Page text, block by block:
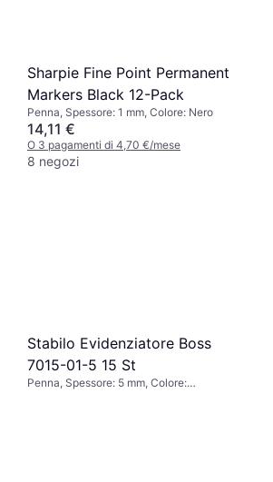
Sharpie Fine Point Permanent
Markers Black 12-Pack
Penna, Spessore: 1 mm, Colore: Nero
14,11 €
O 3 pagamenti di 4,70 €/mese
8 negozi
Stabilo Evidenziatore Boss
7015-01-5 15 St
Penna, Spessore: 5 mm, Colore: